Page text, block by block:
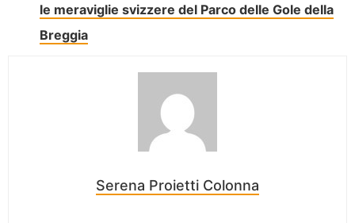
le meraviglie svizzere del Parco delle Gole della
Breggia
Serena Proietti Colonna